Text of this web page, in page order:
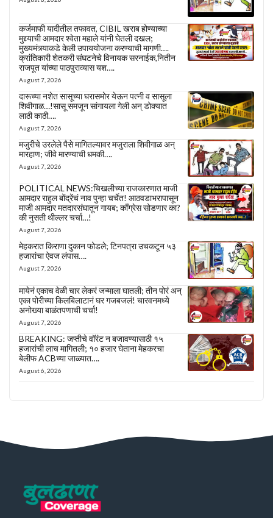
कर्जमाफी यादीतील तफावत, CIBIL खराब होण्याच्या
मुद्द्याची आमदार श्वेता महाले यांनी घेतली दखल;
मुख्यमंत्र्याकडे केली उपाययोजना करण्याची मागणी….
क्रांतिकारी शेतकरी संघटनेचे विनायक सरनाईक,नितीन
राजपूत यांच्या पाठपुराव्यास यश….
August 7, 2026
दारूच्या नशेत सासूच्या घरासमोर येऊन पत्नी व सासूला
शिवीगाळ…!सासू समजून सांगायला गेली अन् डोक्यात
लाठी काठी….
August 7, 2026
मजुरीचे उरलेले पैसे मागितल्यावर मजुराला शिवीगाळ अन्
मारहाण; जीवे मारण्याची धमकी….
August 7, 2026
POLITICAL NEWS:चिखलीच्या राजकारणात माजी
आमदार राहुल बोंद्रेंचं नाव पुन्हा चर्चेत! आठवडाभरापासून
माजी आमदार मतदारसंघातून गायब; काँग्रेस सोडणार का?
की नुसती थील्लर चर्चा…!
August 7, 2026
मेहकरात किराणा दुकान फोडले; टिनपत्रा उचकटून ५३
हजारांचा ऐवज लंपास….
August 7, 2026
मायेनं एकाच वेळी चार लेकरं जन्माला घातली; तीन पोरं अन्
एका पोरीच्या किलबिलाटानं घर गजबजलं! चारवनमध्ये
अनोख्या बाळंतपणाची चर्चा!
August 7, 2026
BREAKING: जप्तीचे वॉरंट न बजावण्यासाठी १५
हजारांची लाच मागितली; १० हजार घेताना मेहकरचा
बेलीफ ACBच्या जाळ्यात….
August 6, 2026